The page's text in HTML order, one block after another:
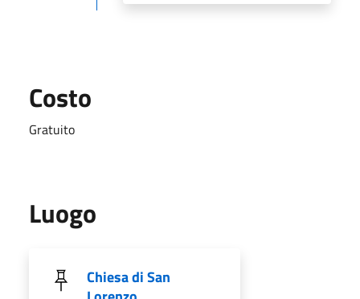
Costo
Gratuito
Luogo
Chiesa di San